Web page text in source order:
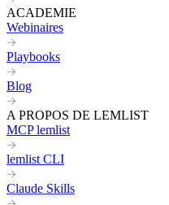
ACADEMIE
Webinaires
Playbooks
Blog
A PROPOS DE LEMLIST
MCP lemlist
lemlist CLI
Claude Skills